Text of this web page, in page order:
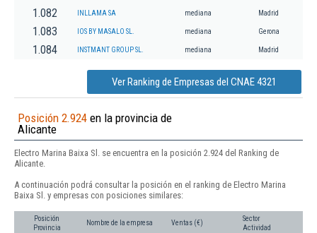
1.082 INLLAMA SA mediana Madrid
1.083 IOS BY MASALO SL. mediana Gerona
1.084 INSTMANT GROUP SL. mediana Madrid
Ver Ranking de Empresas del CNAE 4321
Posición 2.924 en la provincia de
Alicante
Electro Marina Baixa Sl. se encuentra en la posición 2.924 del Ranking de
Alicante.
A continuación podrá consultar la posición en el ranking de Electro Marina
Baixa Sl. y empresas con posiciones similares:
Posición
Provincia
Nombre de la empresa Ventas (€)
Sector
Actividad